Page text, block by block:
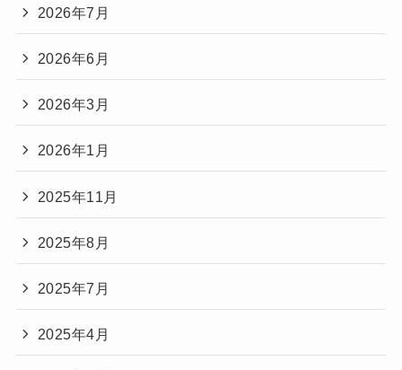
2026年7月
2026年6月
2026年3月
2026年1月
2025年11月
2025年8月
2025年7月
2025年4月